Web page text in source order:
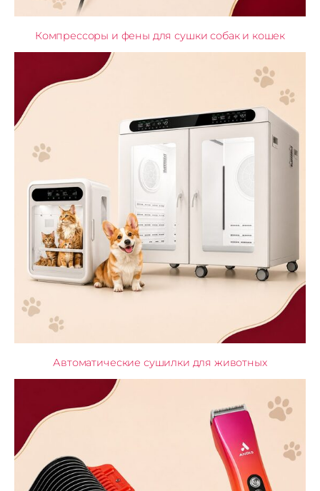
Компрессоры и фены для сушки собак и кошек
Автоматические сушилки для животных